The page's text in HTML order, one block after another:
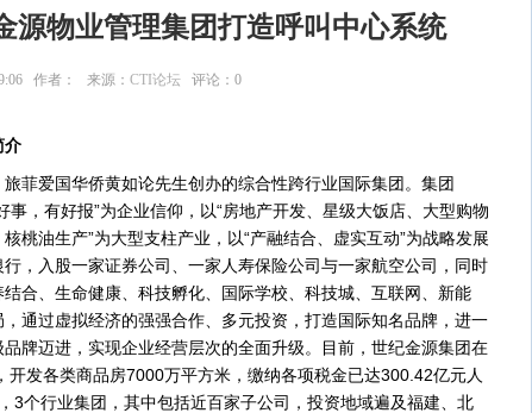
源物业管理集团打造呼叫中心系统
作者： 来源： CTI论坛 评论： 0
爱国华侨黄如论先生创办的综合性跨行业国际集团。集团
事，有好报”为企业信仰，以“房地产开发、星级大饭店、大型购物
桃油生产”为大型支柱产业，以“产融结合、虚实互动”为战略发展
，入股一家证券公司、一家人寿保险公司与一家航空公司，同时
合、生命健康、科技孵化、国际学校、科技城、互联网、新能
通过虚拟经济的强强合作、多元投资，打造国际知名品牌，进一
牌迈进，实现企业经营层次的全面升级。目前，世纪金源集团在
发各类商品房7000万平方米，缴纳各项税金已达300.42亿元人
3个行业集团，其中包括近百家子公司，投资地域遍及福建、北